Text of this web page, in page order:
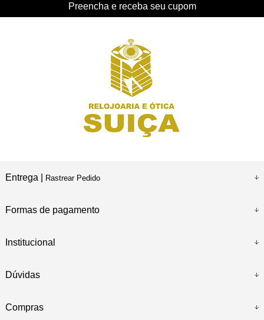
Preencha e receba seu cupom
Entrega | Rastrear Pedido
Formas de pagamento
Institucional
Dúvidas
Compras